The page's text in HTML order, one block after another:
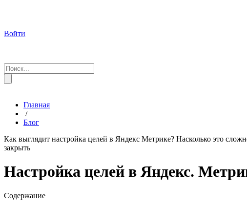
Войти
Главная
/
Блог
Как выглядит настройка целей в Яндекс Метрике? Насколько это
закрыть
Настройка целей в Яндекс.
Содержание